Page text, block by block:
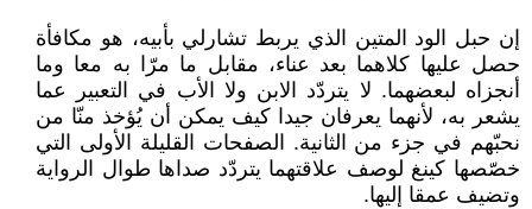
إن حبل الود المتين الذي يربط تشارلي بأبيه، هو مكافأة
حصل عليها كلاهما بعد عناء، مقابل ما مرّا به معا وما
أنجزاه لبعضهما. لا يتردّد الابن ولا الأب في التعبير عما
يشعر به، لأنهما يعرفان جيدا كيف يمكن أن يُؤخذ منّا من
نحبّهم في جزء من الثانية. الصفحات القليلة الأولى التي
خصّصها كينغ لوصف علاقتهما يتردّد صداها طوال الرواية
وتضيف عمقا إليها.